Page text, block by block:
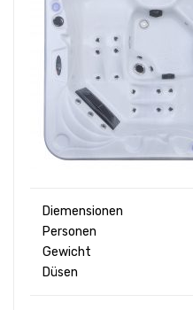
Diemensionen
Personen
Gewicht
Düsen